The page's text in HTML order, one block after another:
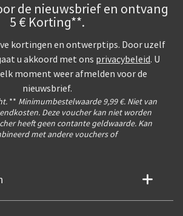
de nieuwsbrief en ontvang
5 € Korting**.
kortingen en ontwerptips. Door uzelf
u akkoord met ons privacybeleid. U
moment weer afmelden voor de
nieuwsbrief.
** Minimumbestelwaarde 9,99 €. Niet van
Deze voucher kan niet worden
heeft geen contante geldwaarde. Kan
met andere vouchers of